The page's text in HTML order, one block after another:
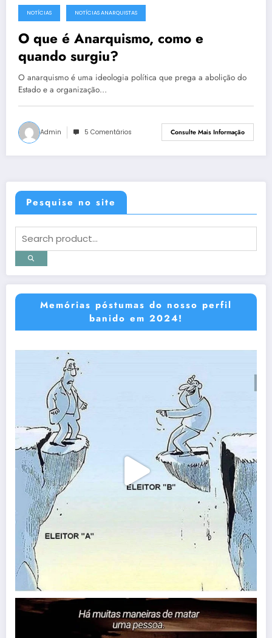
NOTÍCIAS NOTÍCIAS ANARQUISTAS
O que é Anarquismo, como e
quando surgiu?
O anarquismo é uma ideologia política que prega a abolição do
Estado e a organização…
Admin 5 Comentários Consulte Mais Informação
Pesquise no site
Memórias póstumas do nosso perfil
banido em 2024!